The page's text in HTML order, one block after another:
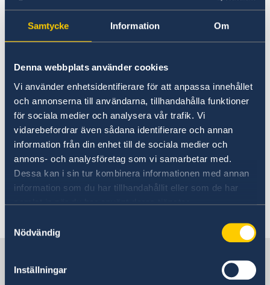
Samtycke Information Om
Denna webbplats använder cookies
Vi använder enhetsidentifierare för att anpassa innehållet
och annonserna till användarna, tillhandahålla funktioner
för sociala medier och analysera vår trafik. Vi
vidarebefordrar även sådana identifierare och annan
information från din enhet till de sociala medier och
annons- och analysföretag som vi samarbetar med.
Dessa kan i sin tur kombinera informationen med annan
information som du har tillhandahållit eller som de har
samlat in när du har använt deras tjänster.
Nödvändig
Inställningar
About Sweden Taiwan
Going to Sweden?
Working in Sweden
Taiwan
Going to Sweden?
Visiting Sweden
Moving to someone in Sweden
Working in Sweden
Studying in Sweden
Working in Sweden
If you want to work in Sweden, in most
cases you need a work permit.
More information is available at